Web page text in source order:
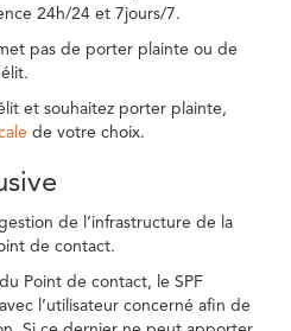
24h/24 et 7jours/7.
pas de porter plainte ou de
et souhaitez porter plainte,
de votre choix.
de l’infrastructure de la
de contact.
Point de contact, le SPF
l’utilisateur concerné afin de